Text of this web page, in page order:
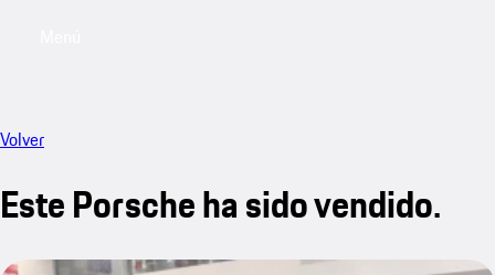
Volver
Este Porsche ha sido vendido.